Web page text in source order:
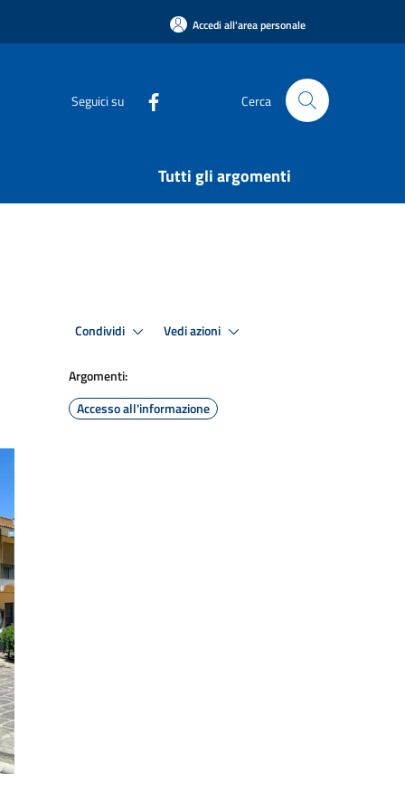
Accedi all'area personale
Seguici su Cerca
Tutti gli argomenti
Condividi Vedi azioni
Argomenti:
Accesso all'informazione